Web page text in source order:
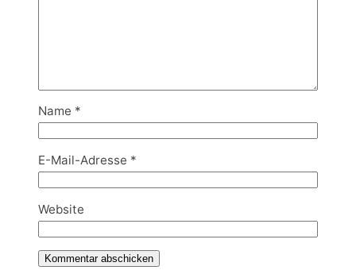
Name *
E-Mail-Adresse *
Website